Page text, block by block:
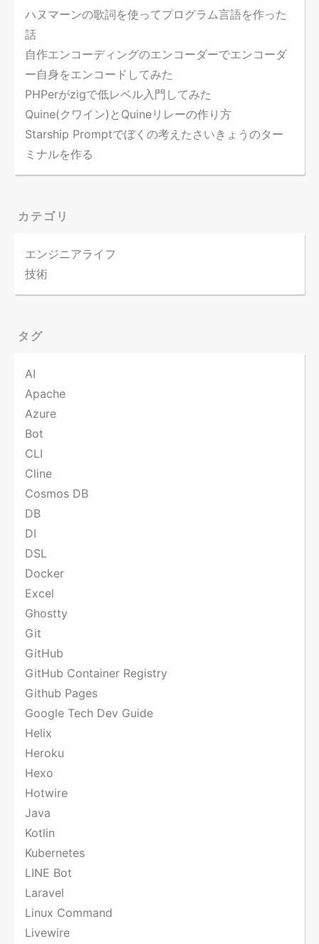
ハヌマーンの歌詞を使ってプログラム言語を作った
話
自作エンコーディングのエンコーダーでエンコーダ
ー自身をエンコードしてみた
PHPerがzigで低レベル入門してみた
Quine(クワイン)とQuineリレーの作り方
Starship Promptでぼくの考えたさいきょうのター
ミナルを作る
カテゴリ
エンジニアライフ
技術
タグ
AI
Apache
Azure
Bot
CLI
Cline
Cosmos DB
DB
DI
DSL
Docker
Excel
Ghostty
Git
GitHub
GitHub Container Registry
Github Pages
Google Tech Dev Guide
Helix
Heroku
Hexo
Hotwire
Java
Kotlin
Kubernetes
LINE Bot
Laravel
Linux Command
Livewire